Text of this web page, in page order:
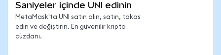
Saniyeler içinde UNI edinin
MetaMask'ta UNI satın alın, satın, takas
edin ve değiştirin. En güvenilir kripto
cüzdanı.